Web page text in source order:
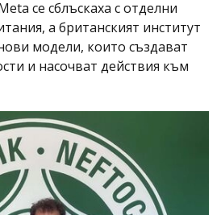
се сблъскаха с отделни
а британският институт
модели, които създават
и насочват действия към